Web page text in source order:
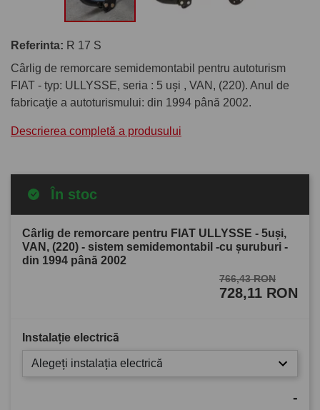
Referinta: R 17 S
Cârlig de remorcare semidemontabil pentru autoturism
FIAT - typ: ULLYSSE, seria : 5 uşi , VAN, (220). Anul de
fabricaţie a autoturismului: din 1994 până 2002.
Descrierea completă a produsului
În stoc
Cârlig de remorcare pentru FIAT ULLYSSE - 5uşi,
VAN, (220) - sistem semidemontabil -cu şuruburi -
din 1994 până 2002
766,43 RON
728,11 RON
Instalație electrică
Alegeți instalația electrică
-